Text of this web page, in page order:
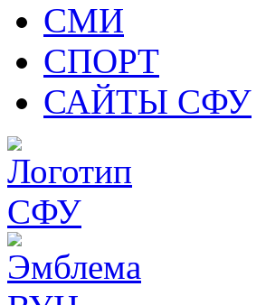
СМИ
СПОРТ
САЙТЫ СФУ